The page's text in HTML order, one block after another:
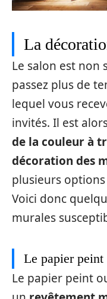
La
Le salon est non
passez plus de
lequel vous
invités. Il est
de la couleur à
décoration des
plusieurs options
Voici donc
murales
Le papier
Le papier peint